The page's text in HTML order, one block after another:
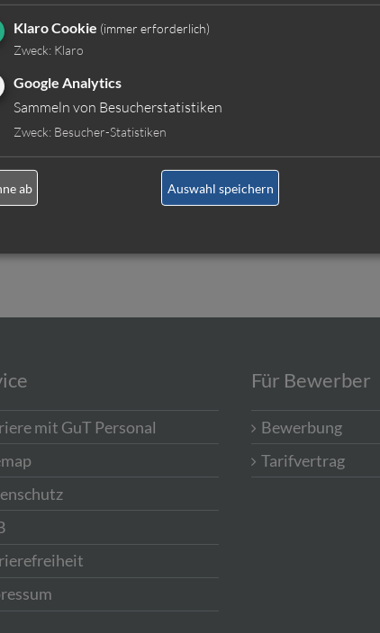
Automobilkaufmann/-frau (m/w/d)
Immobilienkaufmann/-frau (m/w/d)
Verkäufer (m/w/d)
Drogist (m/w/d)
mit GuT Personal
Für Bewerber
Bewerbung
Tarifvertrag
Klaro Cookie (immer erforderlich)
Zweck: Klaro
Google Analytics
Sammeln von Besucherstatistiken
Zweck: Besucher-Statistiken
ab Auswahl speichern